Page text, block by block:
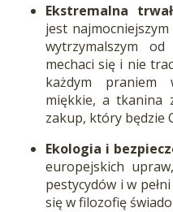
Ekstremalna
jest
wytrzymalszym
mechaci się i nie
każdym praniem
miękkie, a tkanina
zakup, który będzie
Ekologia i
europejskich
pestycydów i w
się w filozofię